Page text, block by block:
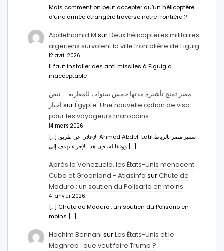
Mais comment on peut accepter qu’un hélicoptère
d’une armée étrangère traverse notre frontière ?
Abdelhamid M surDeux hélicoptères militaires
algériens survolent la ville frontalière de Figuig
12 avril 2026
Il faut installer des anti missiles à Figuig c
inacceptable
مصر تمنح تأشيرة مدتها خمس سنوات للمغاربة – نبض
اخبار surÉgypte: Une nouvelle option de visa
pour les voyageurs marocains
14 mars 2026
[…] الإعلان عن طريق Ahmed Abdel-Latifسفير مصر بالرباط.
ووفقا له، فإن هذا الإجراء يهدف إلى […]
Après le Venezuela, les États-Unis menacent
Cuba et Groenland - Atlasinfo surChute de
Maduro : un soutien du Polisario en moins
4 janvier 2026
[…] Chute de Maduro : un soutien du Polisario en
moins […]
Hachim Bennani surLes États-Unis et le
Maghreb : que veut faire Trump ?